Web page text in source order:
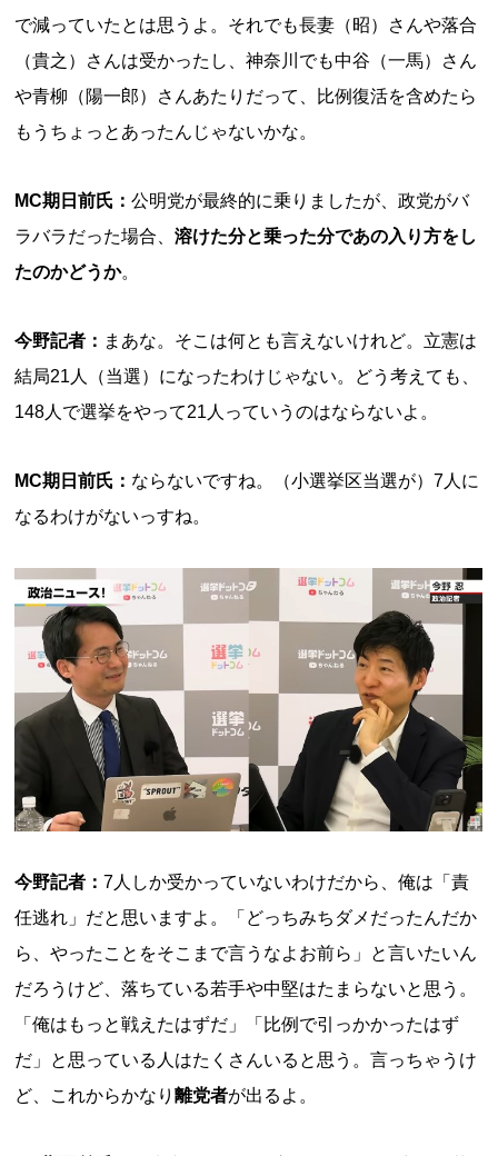
で減っていたとは思うよ。それでも長妻（昭）さんや落合
（貴之）さんは受かったし、神奈川でも中谷（一馬）さん
や青柳（陽一郎）さんあたりだって、比例復活を含めたら
もうちょっとあったんじゃないかな。
MC期日前氏：公明党が最終的に乗りましたが、政党がバ
ラバラだった場合、溶けた分と乗った分であの入り方をし
たのかどうか。
今野記者： まあな。そこは何とも言えないけれど。立憲は
結局21人（当選）になったわけじゃない。どう考えても、
148人で選挙をやって21人っていうのはならないよ。
MC期日前氏： ならないですね。（小選挙区当選が）7人に
なるわけがないっすね。
今野記者：7人しか受かっていないわけだから、俺は「責
任逃れ」だと思いますよ。「どっちみちダメだったんだか
ら、やったことをそこまで言うなよお前ら」と言いたいん
だろうけど、落ちている若手や中堅はたまらないと思う。
「俺はもっと戦えたはずだ」「比例で引っかかったはず
だ」と思っている人はたくさんいると思う。言っちゃうけ
ど、これからかなり離党者が出るよ。